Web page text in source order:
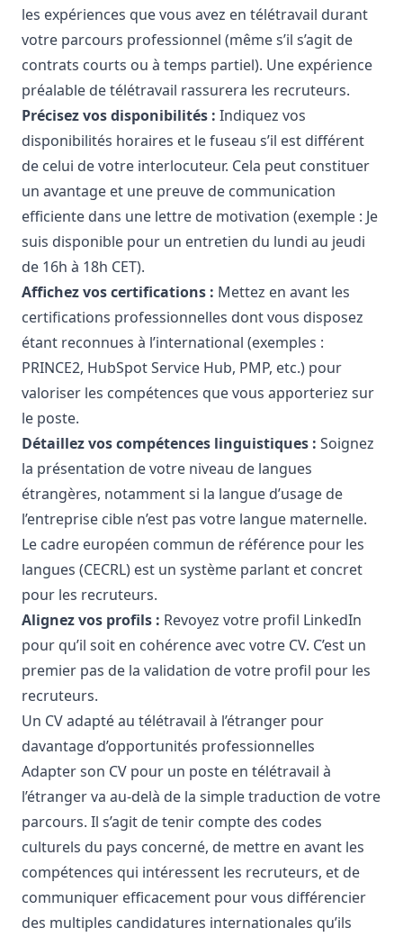
les expériences que vous avez en télétravail durant
votre parcours professionnel (même s’il s’agit de
contrats courts ou à temps partiel). Une expérience
préalable de télétravail rassurera les recruteurs.
Précisez vos disponibilités : Indiquez vos
disponibilités horaires et le fuseau s’il est différent
de celui de votre interlocuteur. Cela peut constituer
un avantage et une preuve de communication
efficiente dans une lettre de motivation (exemple : Je
suis disponible pour un entretien du lundi au jeudi
de 16h à 18h CET).
Affichez vos certifications : Mettez en avant les
certifications professionnelles dont vous disposez
étant reconnues à l’international (exemples :
PRINCE2, HubSpot Service Hub, PMP, etc.) pour
valoriser les compétences que vous apporteriez sur
le poste.
Détaillez vos compétences linguistiques : Soignez
la présentation de votre niveau de langues
étrangères, notamment si la langue d’usage de
l’entreprise cible n’est pas votre langue maternelle.
Le cadre européen commun de référence pour les
langues (CECRL) est un système parlant et concret
pour les recruteurs.
Alignez vos profils : Revoyez votre profil LinkedIn
pour qu’il soit en cohérence avec votre CV. C’est un
premier pas de la validation de votre profil pour les
recruteurs.
Un CV adapté au télétravail à l’étranger pour
davantage d’opportunités professionnelles
Adapter son CV pour un poste en télétravail à
l’étranger va au-delà de la simple traduction de votre
parcours. Il s’agit de tenir compte des codes
culturels du pays concerné, de mettre en avant les
compétences qui intéressent les recruteurs, et de
communiquer efficacement pour vous différencier
des multiples candidatures internationales qu’ils